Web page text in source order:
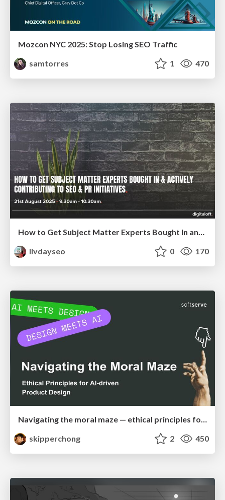
Mozcon NYC 2025: Stop Losing SEO Traffic
samtorres
1 470
How to Get Subject Matter Experts Bought In and Actively Contributing to SEO & PR Initiatives.
livdayseo
0 170
Navigating the moral maze — ethical principles for Al-driven product design
skipperchong
2 450